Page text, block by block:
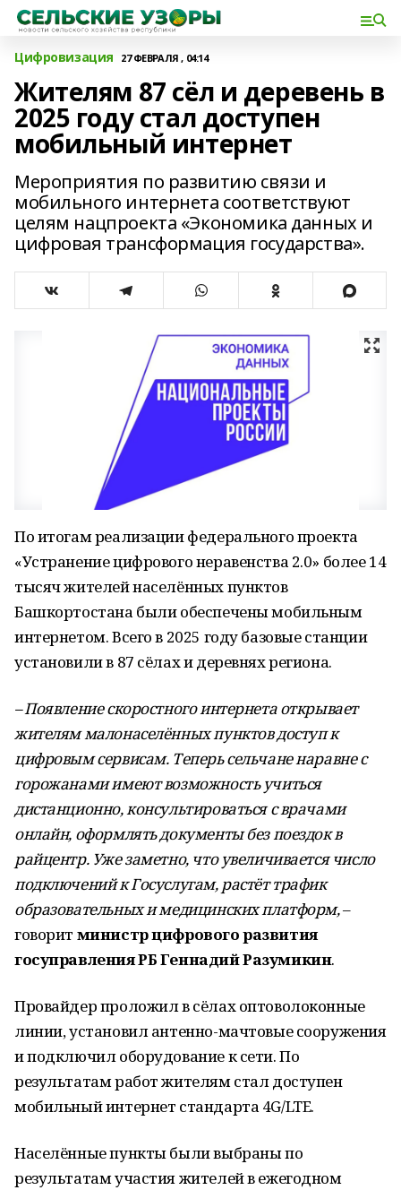
Цифровизация 27 ФЕВРАЛЯ , 04:14
Жителям 87 сёл и деревень в
2025 году стал доступен
мобильный интернет
Мероприятия по развитию связи и
мобильного интернета соответствуют
целям нацпроекта «Экономика данных и
цифровая трансформация государства».
По итогам реализации федерального проекта
«Устранение цифрового неравенства 2.0» более 14
тысяч жителей населённых пунктов
Башкортостана были обеспечены мобильным
интернетом. Всего в 2025 году базовые станции
установили в 87 сёлах и деревнях региона.
– Появление скоростного интернета открывает
жителям малонаселённых пунктов доступ к
цифровым сервисам. Теперь сельчане наравне с
горожанами имеют возможность учиться
дистанционно, консультироваться с врачами
онлайн, оформлять документы без поездок в
райцентр. Уже заметно, что увеличивается число
подключений к Госуслугам, растёт трафик
образовательных и медицинских платформ,–
говорит министр цифрового развития
госуправления РБ Геннадий Разумикин.
Провайдер проложил в сёлах оптоволоконные
линии, установил антенно-мачтовые сооружения
и подключил оборудование к сети. По
результатам работ жителям стал доступен
мобильный интернет стандарта 4G/LTE.
Населённые пункты были выбраны по
результатам участия жителей в ежегодном